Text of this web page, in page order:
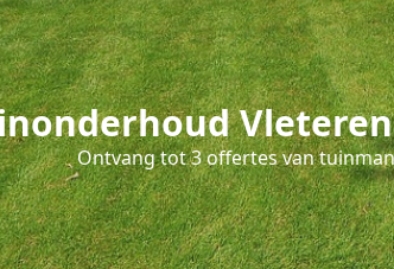
Ontvang tot 3 offertes van